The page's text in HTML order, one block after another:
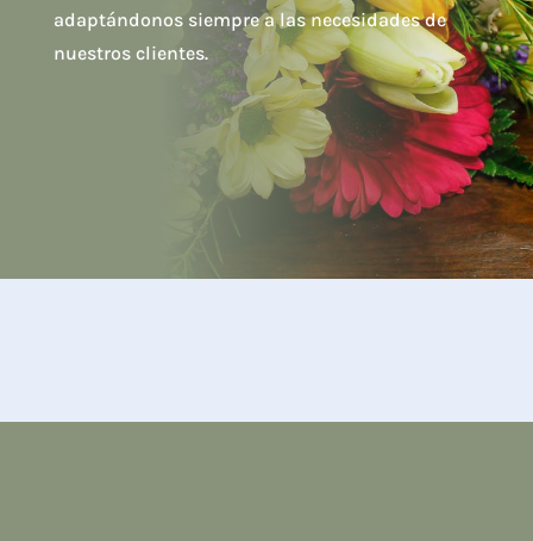
adaptándonos siempre a las necesidades de
nuestros clientes.